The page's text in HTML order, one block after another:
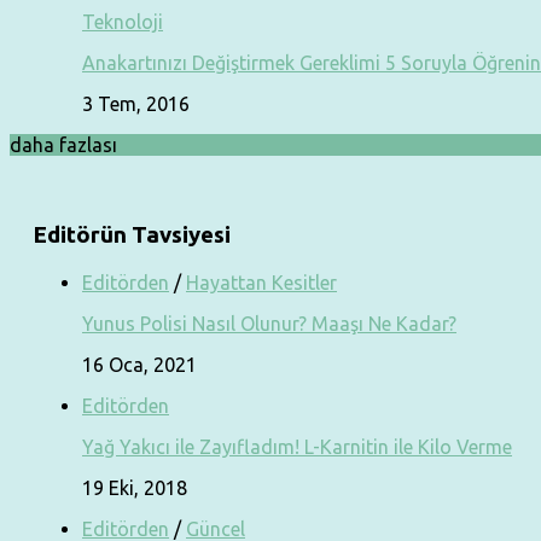
Teknoloji
Anakartınızı Değiştirmek Gereklimi 5 Soruyla
3 Tem, 2016
daha fazlası
Editörün Tavsiyesi
Editörden / Hayattan Kesitler
Yunus Polisi Nasıl Olunur? Maaşı Ne Kadar?
16 Oca, 2021
Editörden
Yağ Yakıcı ile Zayıfladım! L-Karnitin ile Kilo Verme
19 Eki, 2018
Editörden / Güncel